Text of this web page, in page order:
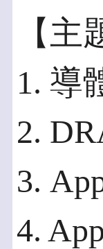
【主
1. 導
2.
3.
4.